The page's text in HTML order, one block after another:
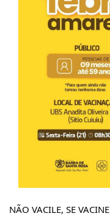
NÃO VACILE, SE VACINE